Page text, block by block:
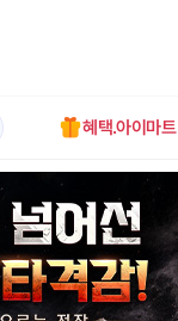
혜택.아이마트